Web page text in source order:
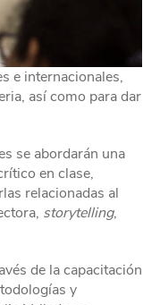
e internacionales,
así como para dar
se abordarán una
en clase,
relacionadas al
storytelling,
de la capacitación
y